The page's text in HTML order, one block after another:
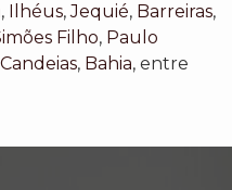
, Ilhéus,Jequié, Barreiras,
Filho, Paulo
Candeias, Bahia, entre